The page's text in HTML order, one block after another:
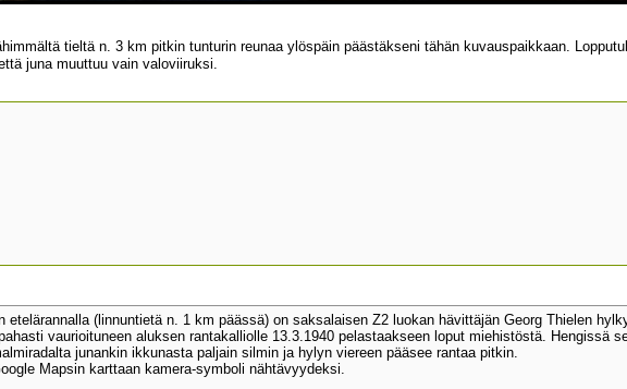
tieltä n. 3 km pitkin tunturin reunaa ylöspäin päästäkseni tähän kuvauspaikkaan.
juna muuttuu vain valoviiruksi.
etelärannalla (linnuntietä n. 1 km päässä) on saksalaisen Z2 luokan hävittäjän Georg Thielen
vaurioituneen aluksen rantakalliolle 13.3.1940 pelastaakseen loput miehistöstä. Hengissä
junankin ikkunasta paljain silmin ja hylyn viereen pääsee rantaa pitkin.
Mapsin karttaan kamera-symboli nähtävyydeksi.